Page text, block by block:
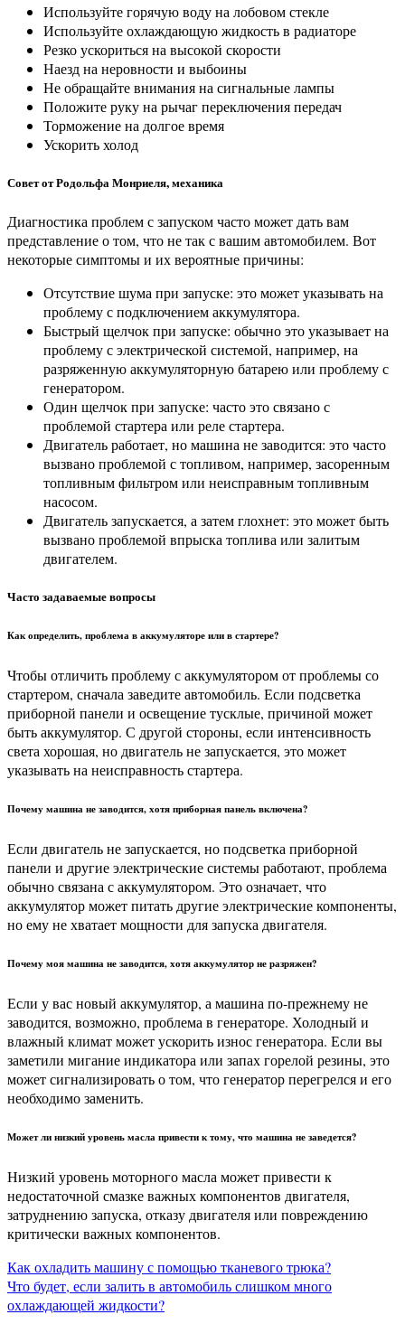
Используйте горячую воду на лобовом стекле
Используйте охлаждающую жидкость в радиаторе
Резко ускориться на высокой скорости
Наезд на неровности и выбоины
Не обращайте внимания на сигнальные лампы
Положите руку на рычаг переключения передач
Торможение на долгое время
Ускорить холод
Совет от Родольфа Монриеля, механика
Диагностика проблем с запуском часто может дать вам
представление о том, что не так с вашим автомобилем. Вот
некоторые симптомы и их вероятные причины:
Отсутствие шума при запуске: это может указывать на
проблему с подключением аккумулятора.
Быстрый щелчок при запуске: обычно это указывает на
проблему с электрической системой, например, на
разряженную аккумуляторную батарею или проблему с
генератором.
Один щелчок при запуске: часто это связано с
проблемой стартера или реле стартера.
Двигатель работает, но машина не заводится: это часто
вызвано проблемой с топливом, например, засоренным
топливным фильтром или неисправным топливным
насосом.
Двигатель запускается, а затем глохнет: это может быть
вызвано проблемой впрыска топлива или залитым
двигателем.
Часто задаваемые вопросы
Как определить, проблема в аккумуляторе или в стартере?
Чтобы отличить проблему с аккумулятором от проблемы со
стартером, сначала заведите автомобиль. Если подсветка
приборной панели и освещение тусклые, причиной может
быть аккумулятор. С другой стороны, если интенсивность
света хорошая, но двигатель не запускается, это может
указывать на неисправность стартера.
Почему машина не заводится, хотя приборная панель включена?
Если двигатель не запускается, но подсветка приборной
панели и другие электрические системы работают, проблема
обычно связана с аккумулятором. Это означает, что
аккумулятор может питать другие электрические компоненты,
но ему не хватает мощности для запуска двигателя.
Почему моя машина не заводится, хотя аккумулятор не разряжен?
Если у вас новый аккумулятор, а машина по-прежнему не
заводится, возможно, проблема в генераторе. Холодный и
влажный климат может ускорить износ генератора. Если вы
заметили мигание индикатора или запах горелой резины, это
может сигнализировать о том, что генератор перегрелся и его
необходимо заменить.
Может ли низкий уровень масла привести к тому, что машина не заведется?
Низкий уровень моторного масла может привести к
недостаточной смазке важных компонентов двигателя,
затруднению запуска, отказу двигателя или повреждению
критически важных компонентов.
Навигация
по
Как охладить машину с помощью тканевого трюка?
Что будет, если залить в автомобиль слишком много
охлаждающей жидкости?